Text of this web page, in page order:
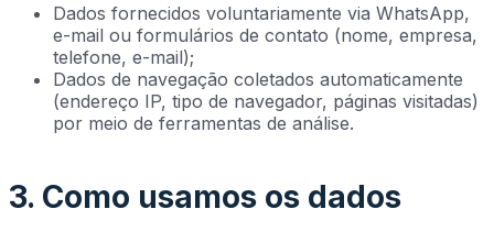
Dados fornecidos voluntariamente via WhatsApp,
e-mail ou formulários de contato (nome, empresa,
telefone, e-mail);
Dados de navegação coletados automaticamente
(endereço IP, tipo de navegador, páginas visitadas)
por meio de ferramentas de análise.
3. Como usamos os dados